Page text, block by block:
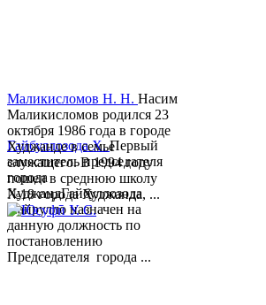
Гайбуллозода Х.Первый
заместитель председателя
города
ХуджандГайбуллозода
Хайрулло назначен на
данную должность по
постановлению
Председателя города ...
Маликисломов Н. Н. Насим
Маликисломов родился 23
октября 1986 года в городе
Худжанде в семье
служащего. В 1994 году
пошел в среднюю школу
№18 города Худжанда, ...